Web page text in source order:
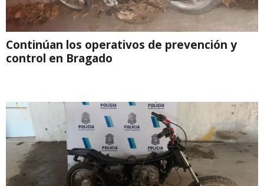
Continúan los operativos de prevención y
control en Bragado